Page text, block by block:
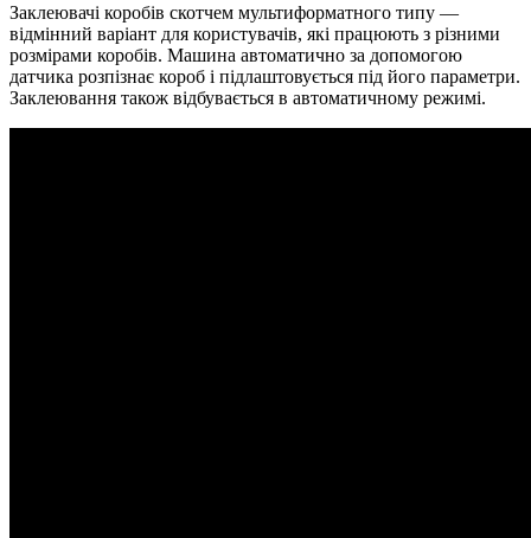
Заклеювачі коробів скотчем мультиформатного типу —
відмінний варіант для користувачів, які працюють з різними
розмірами коробів. Машина автоматично за допомогою
датчика розпізнає короб і підлаштовується під його параметри.
Заклеювання також відбувається в автоматичному режимі.